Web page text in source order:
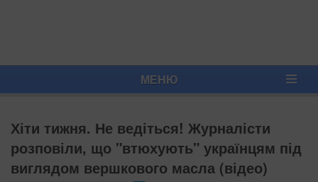
МЕНЮ
Хіти тижня. Не ведіться! ​Журналісти
розповіли, що "втюхують" українцям під
виглядом вершкового масла (відео)